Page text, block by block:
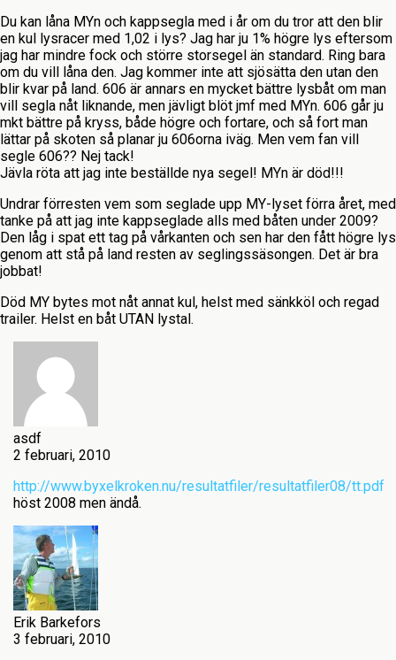
Du kan låna MYn och kappsegla med i år om du tror att den blir
en kul lysracer med 1,02 i lys? Jag har ju 1% högre lys eftersom
jag har mindre fock och större storsegel än standard. Ring bara
om du vill låna den. Jag kommer inte att sjösätta den utan den
blir kvar på land. 606 är annars en mycket bättre lysbåt om man
vill segla nåt liknande, men jävligt blöt jmf med MYn. 606 går ju
mkt bättre på kryss, både högre och fortare, och så fort man
lättar på skoten så planar ju 606orna iväg. Men vem fan vill
segle 606?? Nej tack!
Jävla röta att jag inte beställde nya segel! MYn är död!!!
Undrar förresten vem som seglade upp MY-lyset förra året, med
tanke på att jag inte kappseglade alls med båten under 2009?
Den låg i spat ett tag på vårkanten och sen har den fått högre lys
genom att stå på land resten av seglingssäsongen. Det är bra
jobbat!
Död MY bytes mot nåt annat kul, helst med sänkköl och regad
trailer. Helst en båt UTAN lystal.
asdf
2 februari, 2010
http://www.byxelkroken.nu/resultatfiler/resultatfiler08/tt.pdf
höst 2008 men ändå.
Erik Barkefors
3 februari, 2010